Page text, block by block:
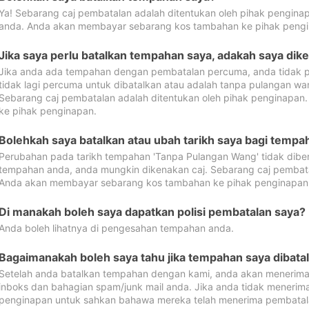
Sebarang caj pembatalan adalah ditentukan oleh pihak
Anda akan membayar sebarang kos tambahan ke pihak
saya perlu batalkan tempahan saya, adakah saya
anda ada tempahan dengan pembatalan percuma, anda tidak
lagi percuma untuk dibatalkan atau adalah tanpa pulangan
caj pembatalan adalah ditentukan oleh pihak
pihak penginapan.
saya batalkan atau ubah tarikh saya bagi
pada tarikh tempahan 'Tanpa Pulangan Wang' tidak
anda, anda mungkin dikenakan caj. Sebarang caj
akan membayar sebarang kos tambahan ke pihak
manakah boleh saya dapatkan polisi pembatalan saya?
boleh lihatnya di pengesahan tempahan anda.
boleh saya tahu jika tempahan saya
anda batalkan tempahan dengan kami, anda akan
dan bahagian spam/junk mail anda. Jika anda tidak
untuk sahkan bahawa mereka telah menerima